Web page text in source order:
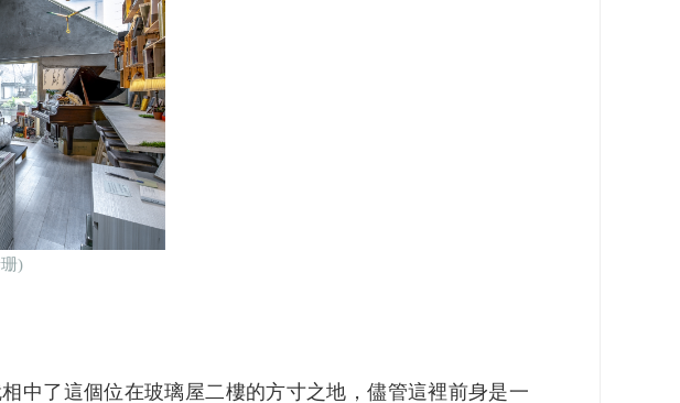
)
中了這個位在玻璃屋二樓的方寸之地，儘管這裡前身是一